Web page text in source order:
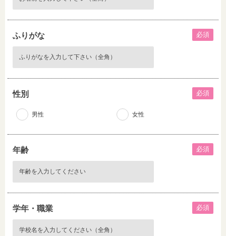
ふりがな 必須
性別 必須
男性 女性
年齢 必須
学年・職業 必須